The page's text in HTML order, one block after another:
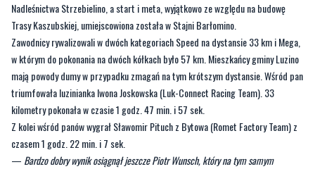
Nadleśnictwa Strzebielino, a start i meta, wyjątkowo ze względu na budowę
Trasy Kaszubskiej, umiejscowiona została w Stajni Barłomino.
Zawodnicy rywalizowali w dwóch kategoriach Speed na dystansie 33 km i Mega,
w którym do pokonania na dwóch kółkach było 57 km. Mieszkańcy gminy Luzino
mają powody dumy w przypadku zmagań na tym krótszym dystansie. Wśród pan
triumfowała luzinianka Iwona Joskowska (Luk-Connect Racing Team). 33
kilometry pokonała w czasie 1 godz. 47 min. i 57 sek.
Z kolei wśród panów wygrał Sławomir Pituch z Bytowa (Romet Factory Team) z
czasem 1 godz. 22 min. i 7 sek.
— Bardzo dobry wynik osiągnął jeszcze Piotr Wunsch, który na tym samym